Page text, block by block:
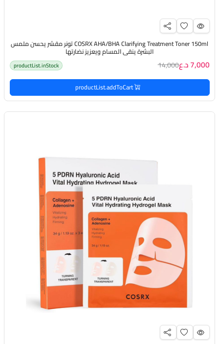
COSRX AHA/BHA Clarifying Treatment Toner 150ml تونر مقشر يحسن ملمس
البشرة ينقي المسام ويعزيز نضارتها
7,000 د.ع 14,000
productList.inStock
productList.addToCart